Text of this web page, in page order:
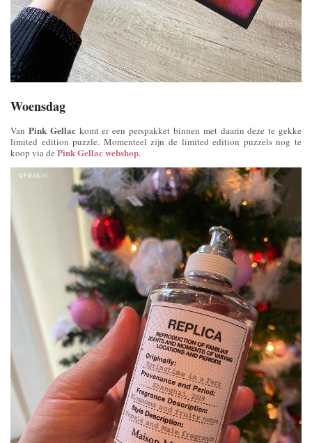
Woensdag
Van Pink Gellackomt er een perspakket binnen met daarin deze te gekke
limited edition puzzle. Momenteel zijn de limited edition puzzels nog te
koop via de Pink Gellac webshop.